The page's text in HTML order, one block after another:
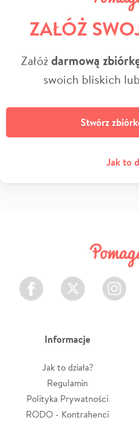
ZAŁÓŻ
Załóżdarmową
swoich bliskich
Stwórz
Jak to
Facebook Twitter Instagram
Informacje
Jak to działa?
Regulamin
Polityka Prywatności
RODO - Kontrahenci